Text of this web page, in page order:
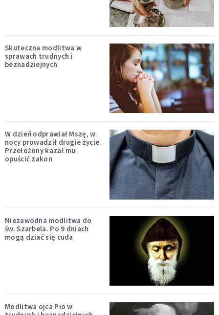
Skuteczna modlitwa w
sprawach trudnych i
beznadziejnych
W dzień odprawiał Mszę, w
nocy prowadził drugie życie.
Przełożony kazał mu
opuścić zakon
Niezawodna modlitwa do
św. Szarbela. Po 9 dniach
mogą dziać się cuda
Modlitwa ojca Pio w